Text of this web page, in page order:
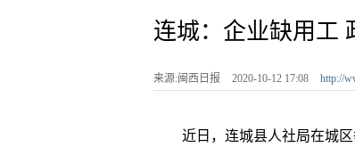
连城：企业缺用工
来源:闽西日报 2020-10-12 17:08 http://
近日，连城县人社局在城区